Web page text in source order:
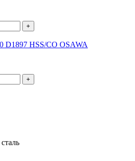
+
D1897 HSS/CO OSAWA
+